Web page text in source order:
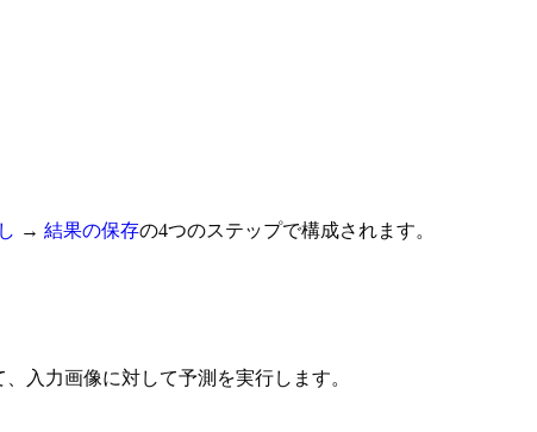
→ 結果の保存の4つのステップで構成されます。
入力画像に対して予測を実行します。